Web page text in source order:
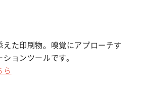
えた印刷物。嗅覚にアプローチす
ョンツールです。
ら